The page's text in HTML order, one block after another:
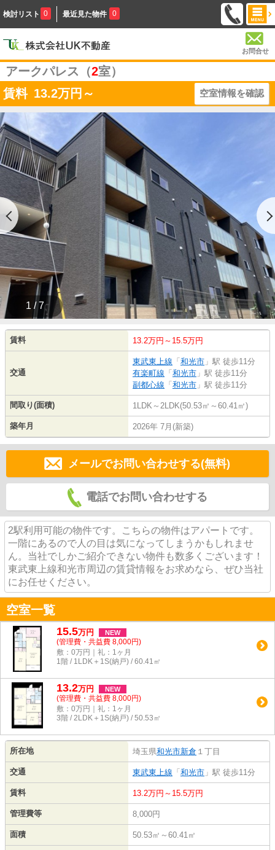
検討リスト 0 最近見た物件 0
お問合せ
アークパレス（2室）
賃料 13.2万円～ 空室情報を確認
1 / 7
賃料 13.2万円～15.5万円
交通
東武東上線 「 和光市 」駅 徒歩11分
有楽町線 「 和光市 」駅 徒歩11分
副都心線 「 和光市 」駅 徒歩11分
間取り(面積) 1LDK～2LDK(50.53㎡～60.41㎡)
築年月 2026年 7月(新築)
メールでお問い合わせする(無料)
電話でお問い合わせする
2駅利用可能の物件です。こちらの物件はアパートです。
一階にあるので人の目は気になってしまうかもしれませ
ん。当社でしかご紹介できない物件も数多くございます！
東武東上線和光市周辺の賃貸情報をお求めなら、ぜひ当社
にお任せください。
空室一覧
15.5万円 NEW
(管理費・共益費 8,000円)
敷：0万円｜礼：1ヶ月
1階 / 1LDK＋1S(納戸) / 60.41㎡
13.2万円 NEW
(管理費・共益費 8,000円)
敷：0万円｜礼：1ヶ月
3階 / 2LDK＋1S(納戸) / 50.53㎡
所在地 埼玉県和光市新倉 １丁目
交通 東武東上線 「 和光市 」駅 徒歩11分
賃料 13.2万円～15.5万円
管理費等 8,000円
面積 50.53㎡～60.41㎡